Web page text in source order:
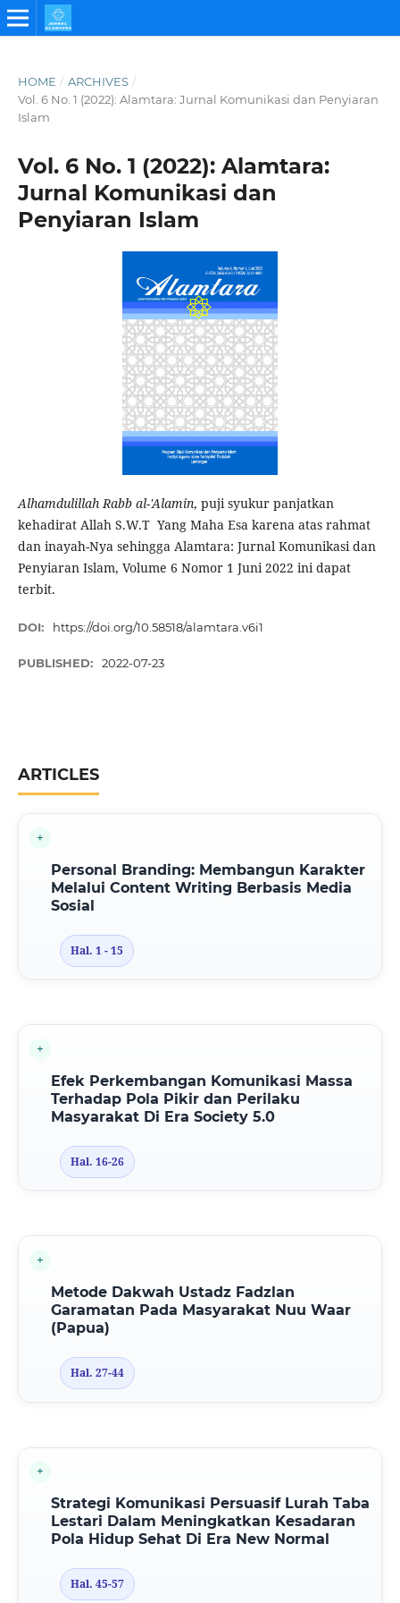
HOME / ARCHIVES /
Vol. 6 No. 1 (2022): Alamtara: Jurnal Komunikasi dan Penyiaran
Islam
Vol. 6 No. 1 (2022): Alamtara:
Jurnal Komunikasi dan
Penyiaran Islam
Alhamdulillah Rabb al-'Alamin, puji syukur panjatkan
kehadirat Allah S.W.T Yang Maha Esa karena atas rahmat
dan inayah-Nya sehingga Alamtara: Jurnal Komunikasi dan
Penyiaran Islam, Volume 6 Nomor 1 Juni 2022 ini dapat
terbit.
DOI: https://doi.org/10.58518/alamtara.v6i1
PUBLISHED: 2022-07-23
ARTICLES
Personal Branding: Membangun Karakter
Melalui Content Writing Berbasis Media
Sosial
Hal. 1 - 15
Efek Perkembangan Komunikasi Massa
Terhadap Pola Pikir dan Perilaku
Masyarakat Di Era Society 5.0
Hal. 16-26
Metode Dakwah Ustadz Fadzlan
Garamatan Pada Masyarakat Nuu Waar
(Papua)
Hal. 27-44
Strategi Komunikasi Persuasif Lurah Taba
Lestari Dalam Meningkatkan Kesadaran
Pola Hidup Sehat Di Era New Normal
Hal. 45-57